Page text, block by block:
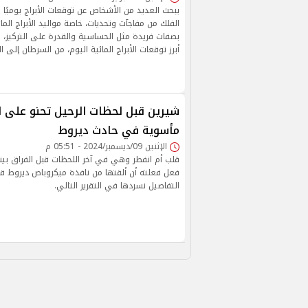
يبحث العديد من الأشخاص عن توقعات الأبراج
الفلك من مفاجآت وتحديات، خاصة مواليد الأبراج
بصفات فريدة مثل الحساسية والقدرة على
أبرز توقعات الأبراج المائية اليوم، من السرطان
شيرين قبل لحظات الرحيل تحنو على
مأسوية في حادث ديروط
الإثنين 09/ديسمبر/2024 - 05:51 م
قلب أم انفطر وهي في آخر اللحظات قبل الفراق
فعل فعلته أن ألقتها من نافذة ميكروباص ديروط
التفاصيل نسردها في التقرير التالي.